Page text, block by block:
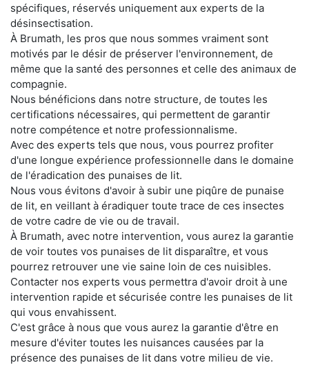
spécifiques, réservés uniquement aux experts de la
désinsectisation.
À Brumath, les pros que nous sommes vraiment sont
motivés par le désir de préserver l'environnement, de
même que la santé des personnes et celle des animaux de
compagnie.
Nous bénéficions dans notre structure, de toutes les
certifications nécessaires, qui permettent de garantir
notre compétence et notre professionnalisme.
Avec des experts tels que nous, vous pourrez profiter
d'une longue expérience professionnelle dans le domaine
de l'éradication des punaises de lit.
Nous vous évitons d'avoir à subir une piqûre de punaise
de lit, en veillant à éradiquer toute trace de ces insectes
de votre cadre de vie ou de travail.
À Brumath, avec notre intervention, vous aurez la garantie
de voir toutes vos punaises de lit disparaître, et vous
pourrez retrouver une vie saine loin de ces nuisibles.
Contacter nos experts vous permettra d'avoir droit à une
intervention rapide et sécurisée contre les punaises de lit
qui vous envahissent.
C'est grâce à nous que vous aurez la garantie d'être en
mesure d'éviter toutes les nuisances causées par la
présence des punaises de lit dans votre milieu de vie.